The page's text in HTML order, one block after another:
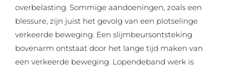
overbelasting. Sommige aandoeningen, zoals een
blessure, zijn juist het gevolg van een plotselinge
verkeerde beweging. Een slijmbeursontsteking
bovenarm ontstaat door het lange tijd maken van
een verkeerde beweging. Lopendeband werk is